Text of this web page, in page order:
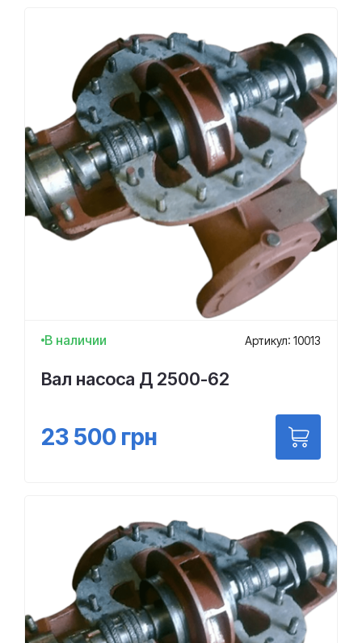
В наличии Артикул: 10013
Вал насоса Д 2500-62
23 500 грн